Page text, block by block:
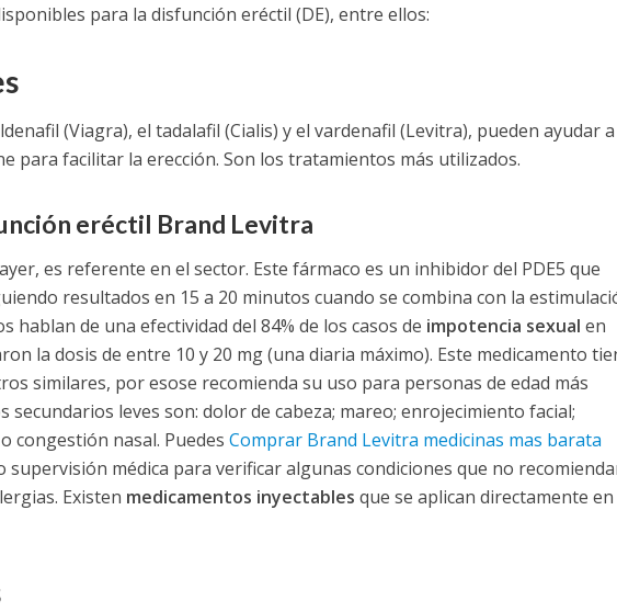
para la disfunción eréctil (DE), entre ellos:
(Viagra), el tadalafil (Cialis) y el vardenafil (Levitra), pueden ayudar a
para facilitar la erección. Son los tratamientos más utilizados.
eréctil Brand Levitra
es referente en el sector. Este fármaco es un inhibidor del PDE5 que
resultados en 15 a 20 minutos cuando se combina con la
hablan de una efectividad del 84% de los casos de impotencia sexual en
la dosis de entre 10 y 20 mg (una diaria máximo). Este medicamento
similares, por esose recomienda su uso para personas de edad más
secundarios leves son: dolor de cabeza; mareo; enrojecimiento facial;
congestión nasal. Puedes Comprar Brand Levitra medicinas mas barata
supervisión médica para verificar algunas condiciones que no
Existen medicamentos inyectables que se aplican directamente en